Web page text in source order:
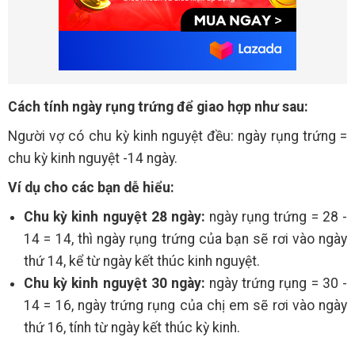
Cách tính ngày rụng trứng để giao hợp như sau:
Người vợ có chu kỳ kinh nguyệt đều: ngày rụng trứng =
chu kỳ kinh nguyệt -14 ngày.
Ví dụ cho các bạn dễ hiểu:
Chu kỳ kinh nguyệt 28 ngày: ngày rụng trứng = 28 -
14 = 14, thì ngày rụng trứng của bạn sẽ rơi vào ngày
thứ 14, kể từ ngày kết thúc kinh nguyệt.
Chu kỳ kinh nguyệt 30 ngày: ngày trứng rụng = 30 -
14 = 16, ngày trứng rụng của chị em sẽ rơi vào ngày
thứ 16, tính từ ngày kết thúc kỳ kinh.